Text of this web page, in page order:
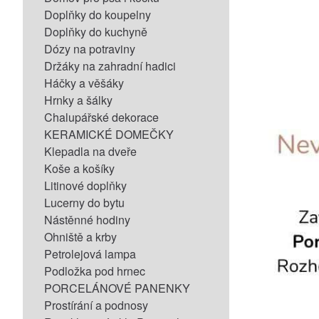
Doplňky do koupelny
Doplňky do kuchyně
Dózy na potraviny
Držáky na zahradní hadici
Háčky a věšáky
Hrnky a šálky
Chalupářské dekorace
KERAMICKÉ DOMEČKY
Klepadla na dveře
Koše a košíky
Litinové doplňky
Lucerny do bytu
Nástěnné hodiny
Ohniště a krby
Petrolejová lampa
Podložka pod hrnec
PORCELÁNOVÉ PANENKY
Prostírání a podnosy